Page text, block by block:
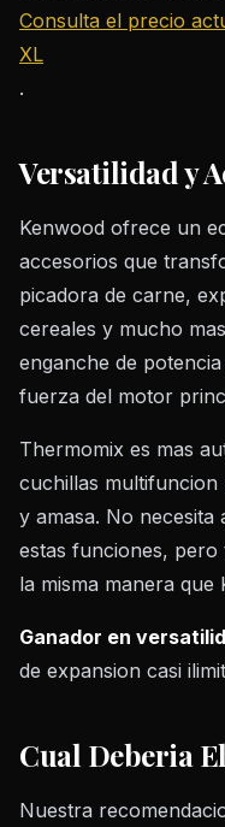
Consulta el precio
XL
.
Versatilidad y
Kenwood ofrece un
accesorios que
picadora de carne,
cereales y mucho
enganche de
fuerza del motor
Thermomix es mas
cuchillas multifuncion
y amasa. No necesita
estas funciones, pero
la misma manera que
Ganador en
de expansion casi
Cual Deberia
Nuestra